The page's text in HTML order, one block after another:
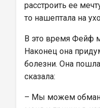
расстроить ее
то нашептала на
В это время Фейф
Наконец она
болезни. Она
сказала:
– Мы можем